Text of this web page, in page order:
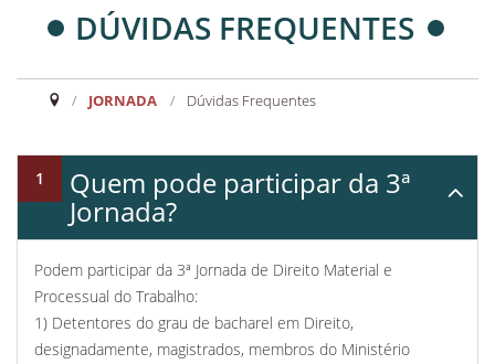
DÚVIDAS FREQUENTES
JORNADA Dúvidas Frequentes
Quem pode participar da 3ª
Jornada?
Podem participar da 3ª Jornada de Direito Material e
Processual do Trabalho:
1) Detentores do grau de bacharel em Direito,
designadamente, magistrados, membros do Ministério